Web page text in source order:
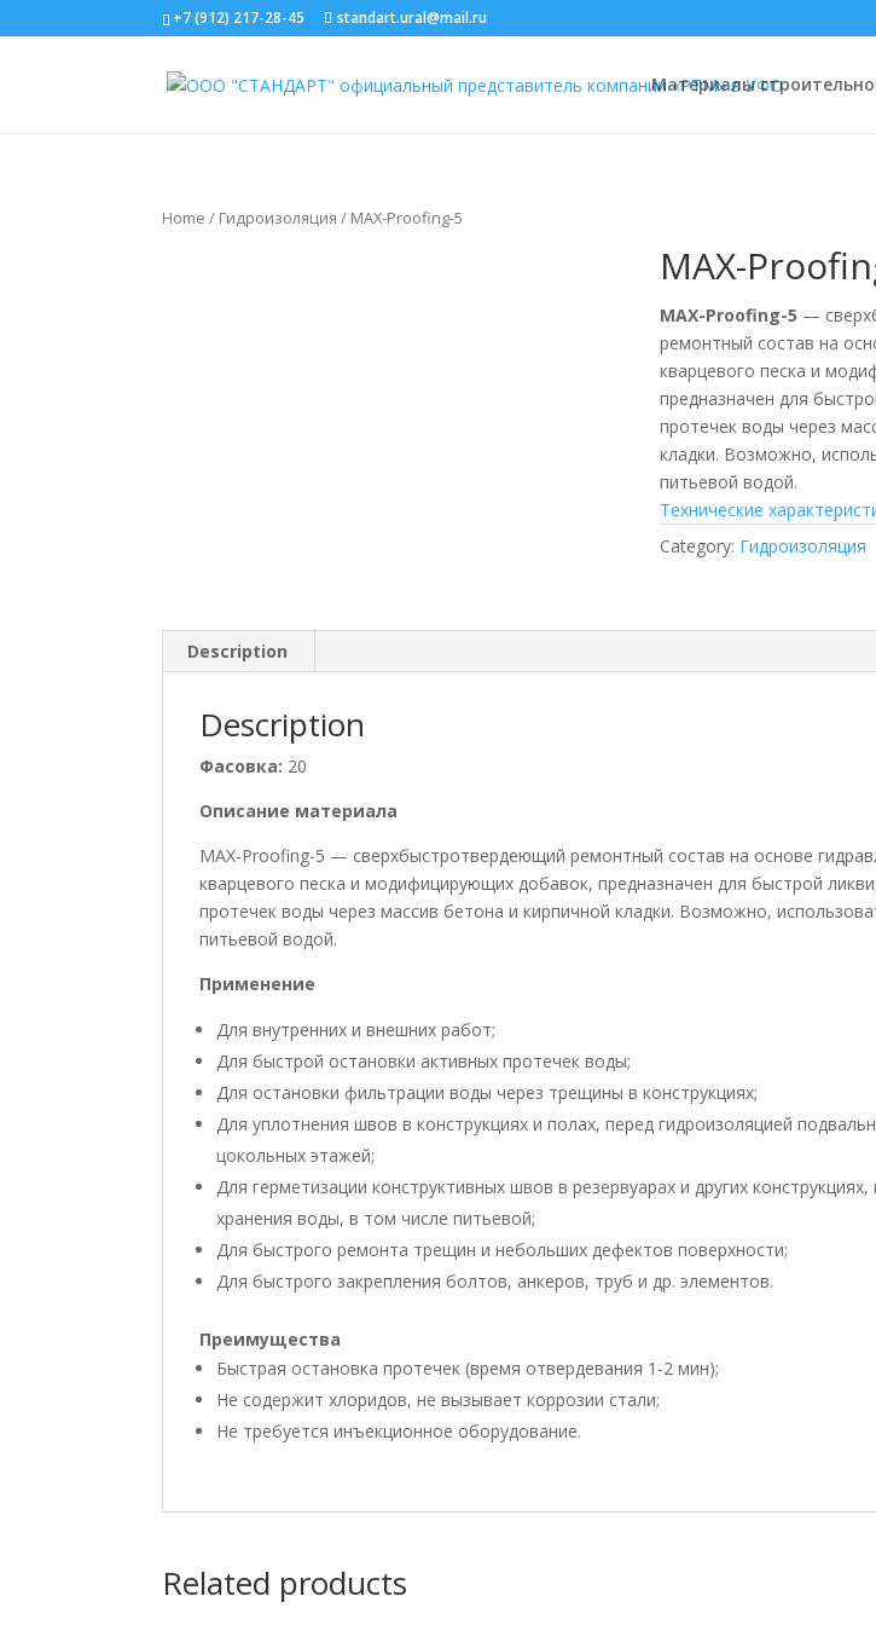
+7 (912) 217-28-45 standart.ural@mail.ru
Материалы
Home / Гидроизоляция / MAX-Proofing-5
MAX-
MAX-Proofing-5 —
ремонтный состав на
кварцевого песка и
предназначен для
протечек воды через
кладки. Возможно,
питьевой водой.
Технические
Category: Гидроизоляция
Description
Description
Фасовка: 20
Описание материала
MAX-Proofing-5 — сверхбыстротвердеющий ремонтный состав на основе
кварцевого песка и модифицирующих добавок, предназначен для быстрой
протечек воды через массив бетона и кирпичной кладки. Возможно,
питьевой водой.
Применение
Для внутренних и внешних работ;
Для быстрой остановки активных протечек воды;
Для остановки фильтрации воды через трещины в конструкциях;
Для уплотнения швов в конструкциях и полах, перед гидроизоляцией
цокольных этажей;
Для герметизации конструктивных швов в резервуарах и других
хранения воды, в том числе питьевой;
Для быстрого ремонта трещин и небольших дефектов поверхности;
Для быстрого закрепления болтов, анкеров, труб и др. элементов.
Преимущества
Быстрая остановка протечек (время отвердевания 1-2 мин);
Не содержит хлоридов, не вызывает коррозии стали;
Не требуется инъекционное оборудование.
Related products